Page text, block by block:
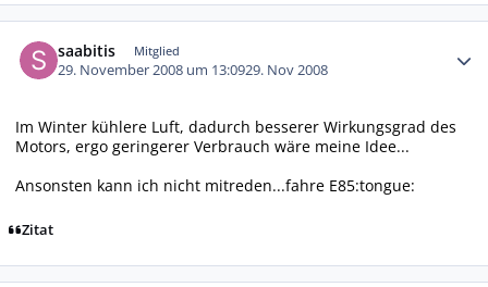
saabitis Mitglied
29. November 2008 um 13:0929. Nov 2008
Im Winter kühlere Luft, dadurch besserer Wirkungsgrad des
Motors, ergo geringerer Verbrauch wäre meine Idee...
Ansonsten kann ich nicht mitreden...fahre E85:tongue:
Zitat